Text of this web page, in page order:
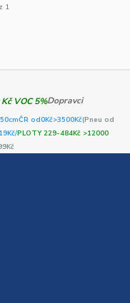
z 1
Dopravci
ČR od0Kč>3500Kč(Pneu od
PLOTY 229-484Kč >12000